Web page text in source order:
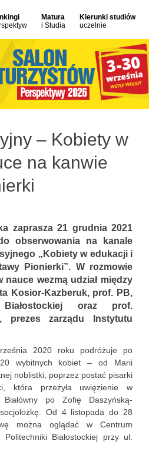
Matura
i Studia
Kierunki studiów
uczelnie
– Kobiety w
na kanwie
zaprasza 21 grudnia 2021
obserwowania na kanale
„Kobiety w edukacji i
Pionierki”. W rozmowie
wezmą udział między
Kosior-Kazberuk, prof. PB,
oraz prof.
prezes zarządu Instytutu
2020 roku podróżuje po
wybitnych kobiet – od Marii
noblistki, poprzez postać pisarki
która przeżyła uwięzienie w
Białówny po Zofię Daszyńską-
Od 4 listopada do 28
można oglądać w Centrum
Politechniki Białostockiej przy ul.